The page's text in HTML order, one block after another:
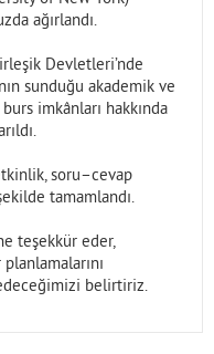
ağırlandı.
Devletleri’nde
sunduğu akademik ve
imkânları hakkında
soru–cevap
tamamlandı.
teşekkür eder,
belirtiriz.